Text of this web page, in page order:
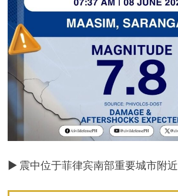
▶ 震中位于菲律宾南部重要城市附近